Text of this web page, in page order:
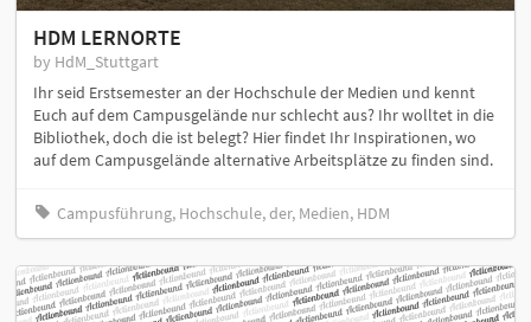
HDM LERNORTE
by HdM_Stuttgart
Ihr seid Erstsemester an der Hochschule der Medien und kennt
Euch auf dem Campusgelände nur schlecht aus? Ihr wolltet in die
Bibliothek, doch die ist belegt? Hier findet Ihr Inspirationen, wo
auf dem Campusgelände alternative Arbeitsplätze zu finden sind.
Campusführung, Hochschule, der, Medien, HDM